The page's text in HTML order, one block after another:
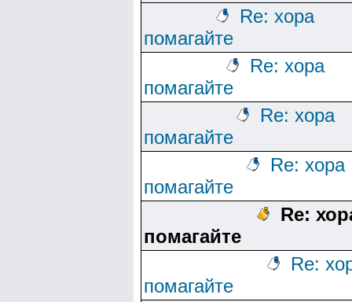
Re: хора
помагайте
Re: хора
помагайте
Re: хора
помагайте
Re: хора
помагайте
Re:
помагайте
Re:
помагайте